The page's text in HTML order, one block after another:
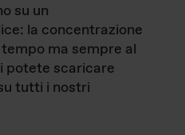
su un
la concentrazione
ma sempre al
potete scaricare
tutti i nostri